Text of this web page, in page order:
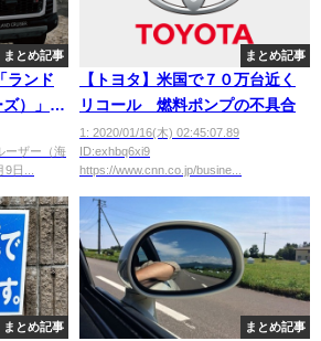
まとめ記事
ランド
）」い
ーザー（海
日...
まとめ記事
【トヨタ】米国で７０万台近く
リコール 燃料ポンプの不具合
1: 2020/01/16(木) 02:45:07.89
ID:exhbq6xi9
https://www.cnn.co.jp/busine...
まとめ記事 まとめ記事